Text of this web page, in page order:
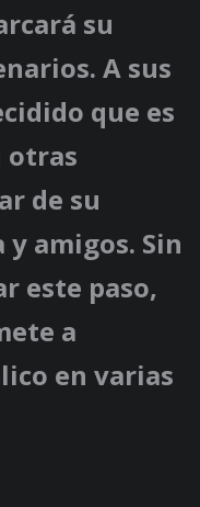
su
A sus
que es
otras
de su
amigos. Sin
este paso,
a
en varias